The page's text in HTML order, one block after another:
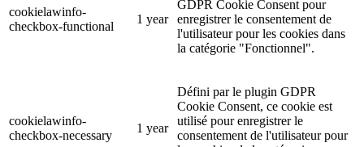
cookielawinfo-
checkbox-functional
1 year
GDPR Cookie Consent pour
enregistrer le consentement de
l'utilisateur pour les cookies dans
la catégorie "Fonctionnel".
cookielawinfo-
checkbox-necessary
1 year
Défini par le plugin GDPR
Cookie Consent, ce cookie est
utilisé pour enregistrer le
consentement de l'utilisateur pour